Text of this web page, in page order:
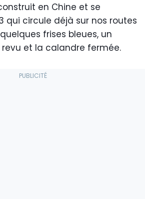
en Chine et se
qui circule déjà sur nos routes
frises bleues, un
et la calandre fermée.